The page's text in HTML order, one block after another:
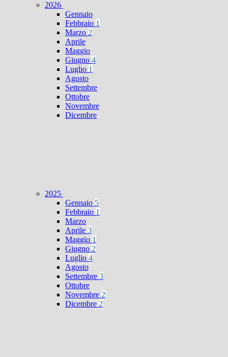
2026
Gennaio
Febbraio 1
Marzo 2
Aprile
Maggio
Giugno 4
Luglio 1
Agosto
Settembre
Ottobre
Novembre
Dicembre
2025
Gennaio 5
Febbraio 1
Marzo
Aprile 3
Maggio 1
Giugno 2
Luglio 4
Agosto
Settembre 3
Ottobre
Novembre 2
Dicembre 2